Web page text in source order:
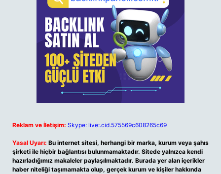
Reklam ve İletişim: Skype: live:.cid.575569c608265c69
Yasal Uyarı: Bu internet sitesi, herhangi bir marka, kurum veya şahıs
şirketi ile hiçbir bağlantısı bulunmamaktadır. Sitede yalnızca kendi
hazırladığımız makaleler paylaşılmaktadır. Burada yer alan içerikler
haber niteliği taşımamakta olup, gerçek kurum ve kişiler hakkında